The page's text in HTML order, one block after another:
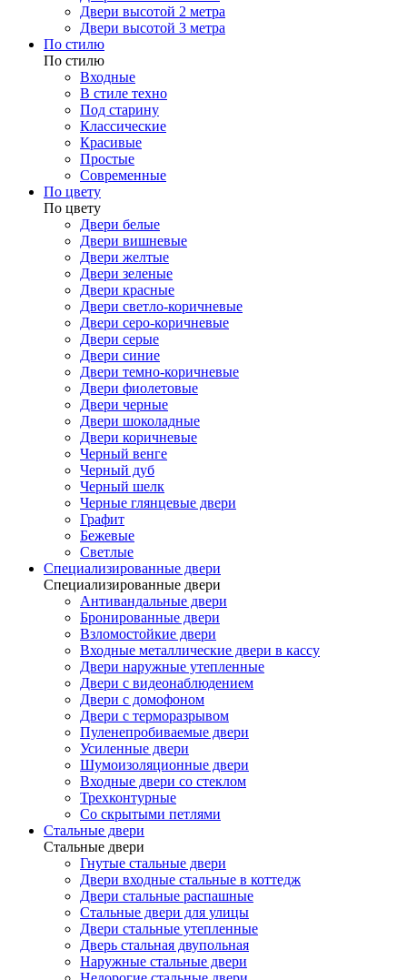
Двери высотой 2 метра
Двери высотой 3 метра
По стилю
По стилю
Входные
В стиле техно
Под старину
Классические
Красивые
Простые
Современные
По цвету
По цвету
Двери белые
Двери вишневые
Двери желтые
Двери зеленые
Двери красные
Двери светло-коричневые
Двери серо-коричневые
Двери серые
Двери синие
Двери темно-коричневые
Двери фиолетовые
Двери черные
Двери шоколадные
Двери коричневые
Черный венге
Черный дуб
Черный шелк
Черные глянцевые двери
Графит
Бежевые
Светлые
Специализированные двери
Специализированные двери
Антивандальные двери
Бронированные двери
Взломостойкие двери
Входные металлические двери в кассу
Двери наружные утепленные
Двери с видеонаблюдением
Двери с домофоном
Двери с терморазрывом
Пуленепробиваемые двери
Усиленные двери
Шумоизоляционные двери
Входные двери со стеклом
Трехконтурные
Со скрытыми петлями
Стальные двери
Стальные двери
Гнутые стальные двери
Двери входные стальные в коттедж
Двери стальные распашные
Стальные двери для улицы
Двери стальные утепленные
Дверь стальная двупольная
Наружные стальные двери